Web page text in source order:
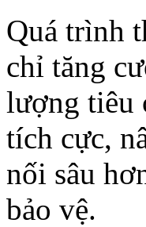
Quá trình
chỉ tăng
lượng tiêu
tích cực,
nối sâu
bảo vệ.